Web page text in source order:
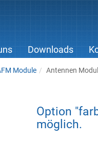
Downloads
Module Antennen
Option
möglich.